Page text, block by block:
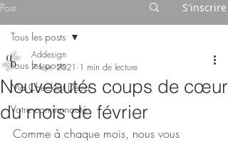
Post S'inscrire
Tous les posts
Ma Checklist Déco
Votre communauté
Tous les posts
Nouveautés coups de cœur
du mois de février
Addesign
7 févr. 2021 1 min de lecture
Comme à chaque mois, nous vous